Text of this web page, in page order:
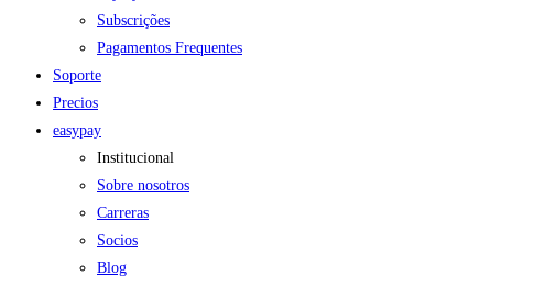
Subscrições
Pagamentos Frequentes
Soporte
Precios
easypay
Institucional
Sobre nosotros
Carreras
Socios
Blog